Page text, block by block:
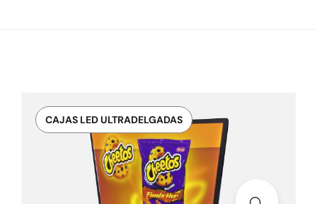
CAJAS LED ULTRADELGADAS